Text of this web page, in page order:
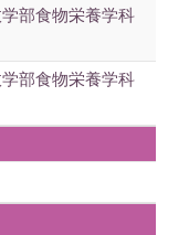
部食物栄養学科
部食物栄養学科